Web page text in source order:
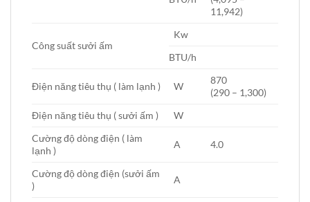
11,942)
Công suất sưởi ấm
Kw
BTU/h
Điện năng tiêu thụ ( làm lạnh ) W
870
(290 – 1,300)
Điện năng tiêu thụ ( sưởi ấm )
W
Cường độ dòng điện ( làm
lạnh )
A 4.0
Cường độ dòng điện (sưởi ấm
)
A